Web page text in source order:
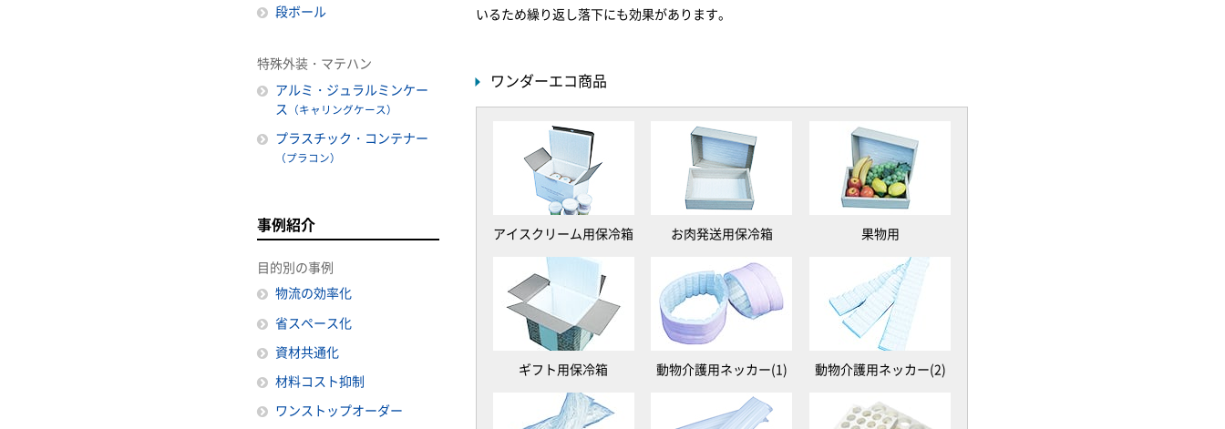
いるため繰り返し落下にも効果があります。
ワンダーエコ商品
アイスクリーム用保冷箱 お肉発送用保冷箱 果物用
ギフト用保冷箱 動物介護用ネッカー(1) 動物介護用ネッカー(2)
段ボール
特殊外装・マテハン
アルミ・ジュラルミンケー
ス （キャリングケース）
プラスチック・コンテナー
（プラコン）
事例紹介
目的別の事例
物流の効率化
省スペース化
資材共通化
材料コスト抑制
ワンストップオーダー